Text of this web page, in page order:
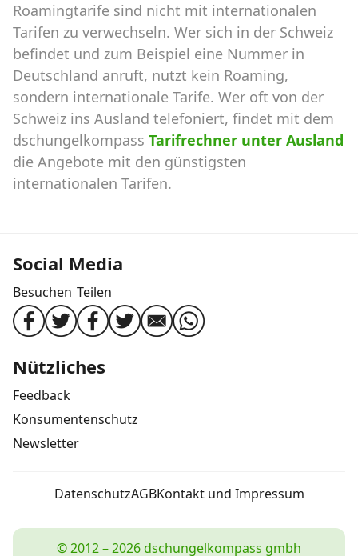
Roamingtarife sind nicht mit internationalen
Tarifen zu verwechseln. Wer sich in der Schweiz
befindet und zum Beispiel eine Nummer in
Deutschland anruft, nutzt kein Roaming,
sondern internationale Tarife. Wer oft von der
Schweiz ins Ausland telefoniert, findet mit dem
dschungelkompass Tarifrechner unter Ausland
die Angebote mit den günstigsten
internationalen Tarifen.
Social Media
Besuchen Teilen
Nützliches
Feedback
Konsumentenschutz
Newsletter
DatenschutzAGBKontakt und Impressum
© 2012 – 2026 dschungelkompass gmbh